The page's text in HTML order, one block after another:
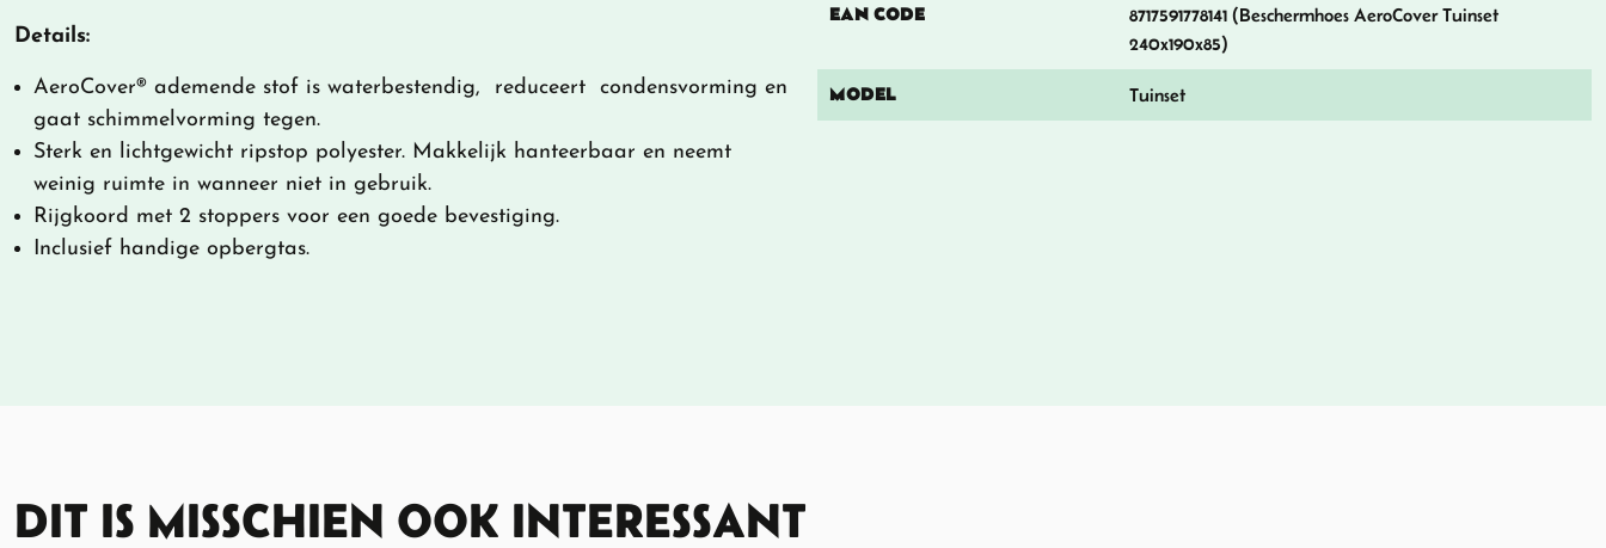
Details:
AeroCover® ademende stof is waterbestendig, reduceert condensvorming en
gaat schimmelvorming tegen.
Sterk en lichtgewicht ripstop polyester. Makkelijk hanteerbaar en neemt
weinig ruimte in wanneer niet in gebruik.
Rijgkoord met 2 stoppers voor een goede bevestiging.
Inclusief handige opbergtas.
EAN CODE
8717591778141 (Beschermhoes AeroCover Tuinset
240x190x85)
MODEL Tuinset
DIT IS MISSCHIEN OOK INTERESSANT